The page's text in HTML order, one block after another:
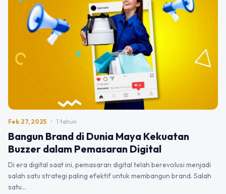
Feb 27, 2025 • 1 tahun
Bangun Brand di Dunia Maya Kekuatan
Buzzer dalam Pemasaran Digital
Di era digital saat ini, pemasaran digital telah berevolusi menjadi
salah satu strategi paling efektif untuk membangun brand. Salah
satu…